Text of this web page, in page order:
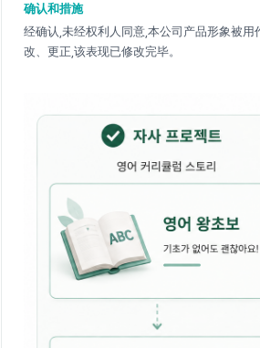
确认和措施
经确认,未经权利人同意,本公司产品形象被
改、更正,该表现已修改完毕。